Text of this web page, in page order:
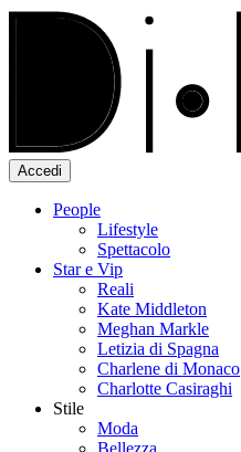
Accedi
People
Lifestyle
Spettacolo
Star e Vip
Reali
Kate Middleton
Meghan Markle
Letizia di Spagna
Charlene di Monaco
Charlotte Casiraghi
Stile
Moda
Bellezza